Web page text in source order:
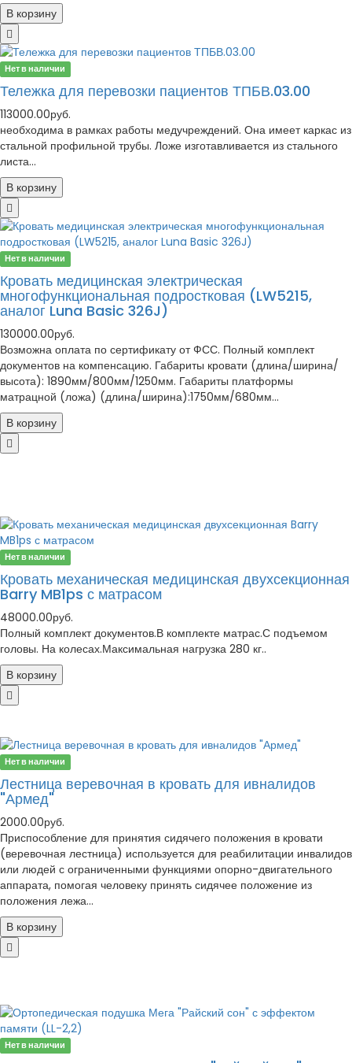
В корзину
Нет в наличии
Тележка для перевозки пациентов ТПБВ.03.00
113000.00руб.
необходима в рамках работы медучреждений. Она имеет каркас из
стальной профильной трубы. Ложе изготавливается из стального
листа...
В корзину
Нет в наличии
Кровать медицинская электрическая
многофункциональная подростковая (LW5215,
аналог Luna Basic 326J)
130000.00руб.
Возможна оплата по сертификату от ФСС. Полный комплект
документов на компенсацию. Габариты кровати (длина/ширина/
высота): 1890мм/800мм/1250мм. Габариты платформы
матрацной (ложа) (длина/ширина):1750мм/680мм...
В корзину
Нет в наличии
Кровать механическая медицинская двухсекционная
Barry MB1ps с матрасом
48000.00руб.
Полный комплект документов.В комплекте матрас.С подъемом
головы. На колесах.Максимальная нагрузка 280 кг..
В корзину
Нет в наличии
Лестница веревочная в кровать для ивналидов
"Армед"
2000.00руб.
Приспособление для принятия сидячего положения в кровати
(веревочная лестница) используется для реабилитации инвалидов
или людей с ограниченными функциями опорно-двигательного
аппарата, помогая человеку принять сидячее положение из
положения лежа...
В корзину
Нет в наличии